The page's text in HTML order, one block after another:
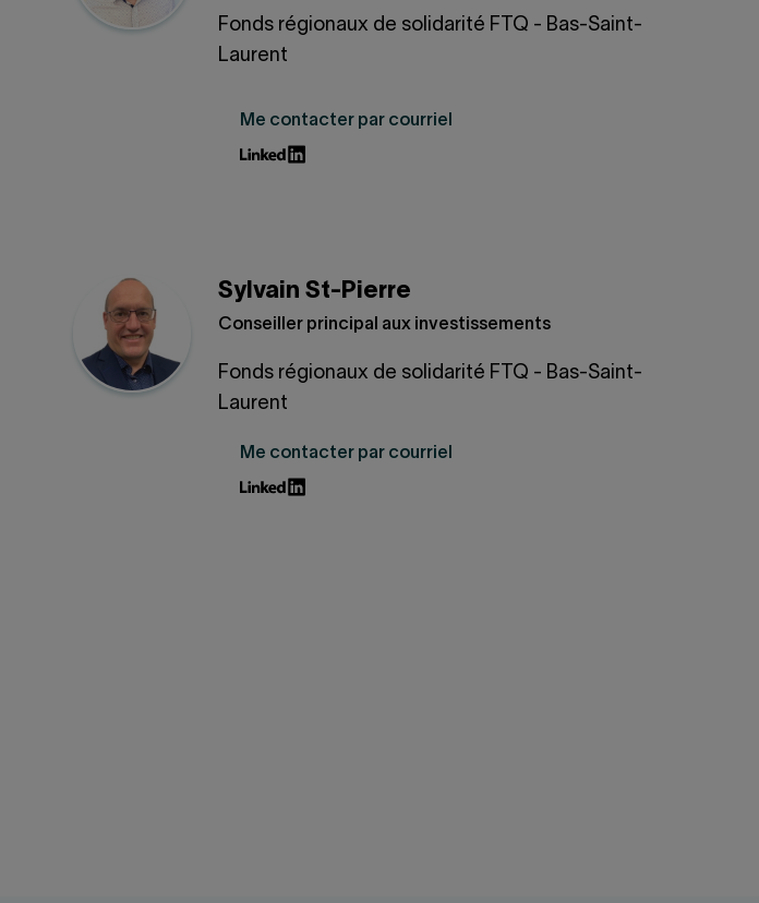
Fonds régionaux de solidarité FTQ - Bas-Saint-
Laurent
Me contacter par courriel
Sylvain St-Pierre
Conseiller principal aux investissements
Fonds régionaux de solidarité FTQ - Bas-Saint-
Laurent
Me contacter par courriel